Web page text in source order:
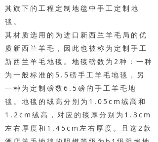
其旗下的工程定制地毯中手工定制地
毯。
其材质选用的为进口新西兰羊毛局的优
质新西兰羊毛，因此也被称为定制手工
新西兰羊毛地毯。地毯磅数为2种：一种
为一般标准的5.5磅手工羊毛地毯，另
一种为定制磅数6.5磅的手工羊毛地
毯。地毯的绒高分别为1.05cm绒高和
1.2cm绒高，对应的毯厚分别为1.3cm
左右厚度和1.45cm左右厚度。且这2款